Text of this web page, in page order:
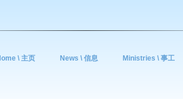
\ 主页 News \ 信息 Ministries \ 事工